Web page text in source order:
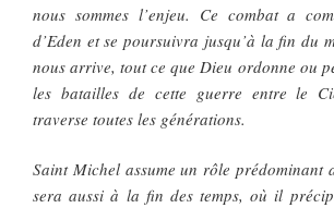
nous sommes l’enjeu. Ce combat a
d’Eden et se poursuivra jusqu’à la fin du
nous arrive, tout ce que Dieu ordonne ou
les batailles de cette guerre entre le
traverse toutes les générations.
Saint Michel assume un rôle prédominant
sera aussi à la fin des temps, où il